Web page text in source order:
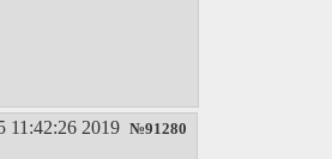
11:42:26 2019 №91280